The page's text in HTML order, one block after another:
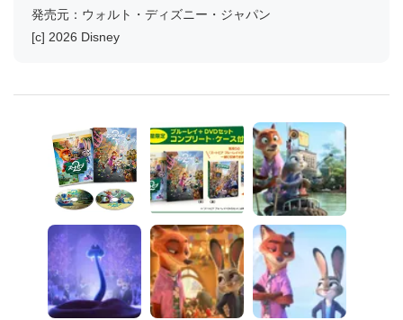
発売元：ウォルト・ディズニー・ジャパン
[c] 2026 Disney